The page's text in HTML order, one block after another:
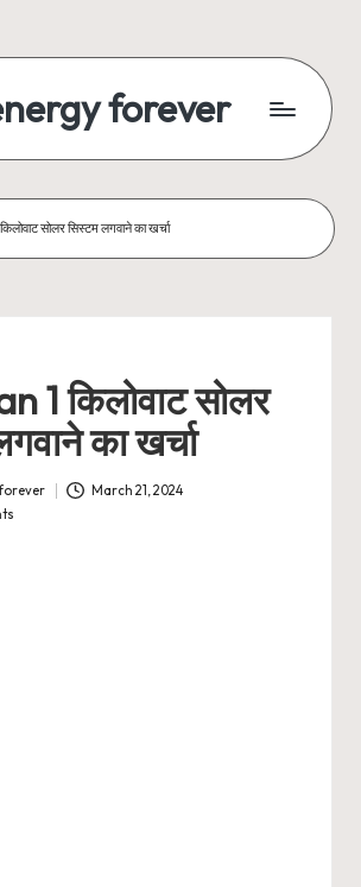
forever
सोलर सिस्टम लगवाने का खर्चा
1 किलोवाट सोलर
का खर्चा
March 21, 2024